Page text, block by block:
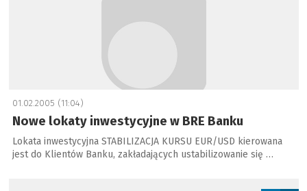
01.02.2005 (11:04)
Nowe lokaty inwestycyjne w BRE Banku
Lokata inwestycyjna STABILIZACJA KURSU EUR/USD kierowana
jest do Klientów Banku, zakładających ustabilizowanie się …